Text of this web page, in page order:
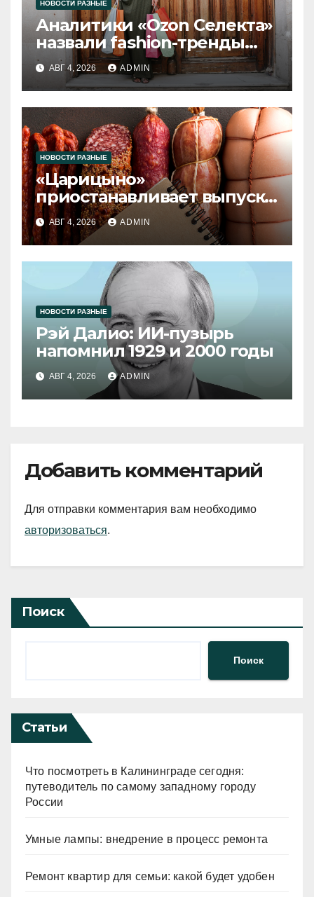
НОВОСТИ РАЗНЫЕ
Аналитики «Ozon Селекта»
назвали fashion-тренды
2026 года
АВГ 4, 2026 ADMIN
НОВОСТИ РАЗНЫЕ
«Царицыно»
приостанавливает выпуск
продукции
АВГ 4, 2026 ADMIN
НОВОСТИ РАЗНЫЕ
Рэй Далио: ИИ-пузырь
напомнил 1929 и 2000 годы
АВГ 4, 2026 ADMIN
Добавить комментарий
Для отправки комментария вам необходимо
авторизоваться.
Поиск
Поиск
Статьи
Что посмотреть в Калининграде сегодня:
путеводитель по самому западному городу
России
Умные лампы: внедрение в процесс ремонта
Ремонт квартир для семьи: какой будет удобен